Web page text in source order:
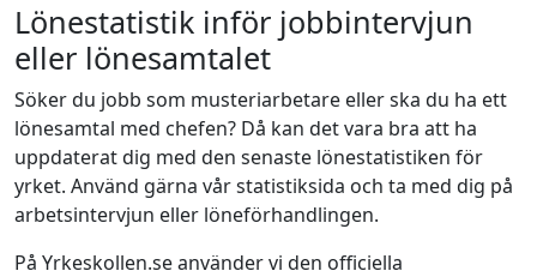
Lönestatistik inför jobbintervjun
eller lönesamtalet
Söker du jobb som musteriarbetare eller ska du ha ett
lönesamtal med chefen? Då kan det vara bra att ha
uppdaterat dig med den senaste lönestatistiken för
yrket. Använd gärna vår statistiksida och ta med dig på
arbetsintervjun eller löneförhandlingen.
På Yrkeskollen.se använder vi den officiella